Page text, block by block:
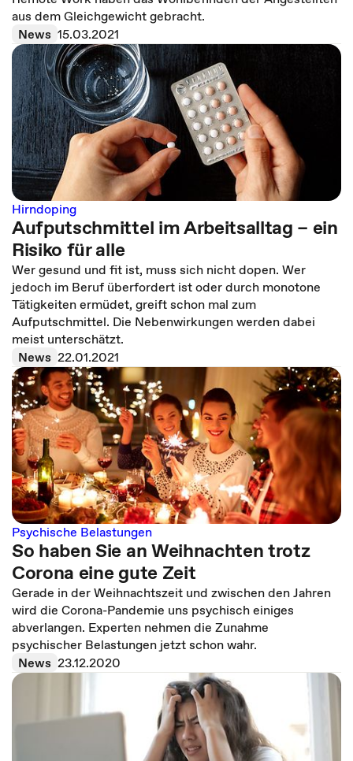
aus dem Gleichgewicht gebracht.
News 15.03.2021
Hirndoping
Aufputschmittel im Arbeitsalltag – ein
Risiko für alle
Wer gesund und fit ist, muss sich nicht dopen. Wer
jedoch im Beruf überfordert ist oder durch monotone
Tätigkeiten ermüdet, greift schon mal zum
Aufputschmittel. Die Nebenwirkungen werden dabei
meist unterschätzt.
News 22.01.2021
Psychische Belastungen
So haben Sie an Weihnachten trotz
Corona eine gute Zeit
Gerade in der Weihnachtszeit und zwischen den Jahren
wird die Corona-Pandemie uns psychisch einiges
abverlangen. Experten nehmen die Zunahme
psychischer Belastungen jetzt schon wahr.
News 23.12.2020